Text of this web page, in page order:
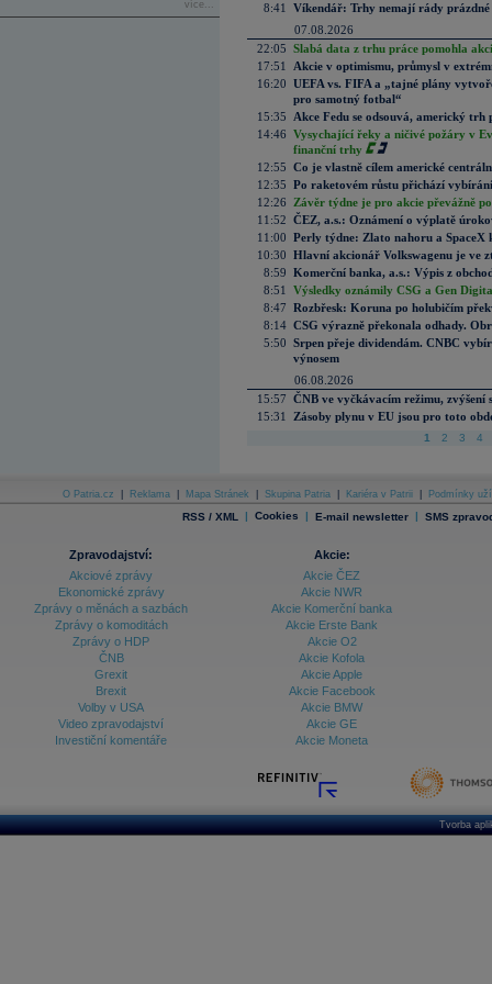
více...
8:41
Víkendář: Trhy nemají rády prázdné
07.08.2026
22:05 Slabá data z trhu práce pomohla
17:51
Akcie v optimismu, průmysl v
16:20 UEFA vs. FIFA a „tajné plány
pro samotný fotbal“
15:35
Akce Fedu se odsouvá, americký
14:46 Vysychající řeky a ničivé požáry v
finanční trhy
12:55 Co je vlastně cílem americké
12:35 Po raketovém růstu přichází
12:26
Závěr týdne je pro akcie převážně
11:52 ČEZ, a.s.: Oznámení o výplatě
11:00 Perly týdne: Zlato nahoru a SpaceX
10:30 Hlavní akcionář Volkswagenu je ve
8:59 Komerční banka, a.s.: Výpis z
8:51
Výsledky oznámily CSG a Gen
8:47 Rozbřesk: Koruna po holubičím
8:14 CSG výrazně překonala odhady.
5:50 Srpen přeje dividendám. CNBC
výnosem
06.08.2026
15:57 ČNB ve vyčkávacím režimu, zvýšení
15:31
Zásoby plynu v EU jsou pro toto
1 2 3 4
O Patria.cz Reklama Mapa Stránek Skupina Patria Kariéra v Patrii Podmínky
RSS / XML | Cookies | E-mail newsletter | SMS
Zpravodajství:
Akciové zprávy
Ekonomické zprávy
Zprávy o měnách a sazbách
Zprávy o komoditách
Zprávy o HDP
ČNB
Grexit
Brexit
Volby v USA
Video zpravodajství
Investiční komentáře
Akcie:
Akcie ČEZ
Akcie NWR
Akcie Komerční banka
Akcie Erste Bank
Akcie O2
Akcie Kofola
Akcie Apple
Akcie Facebook
Akcie BMW
Akcie GE
Akcie Moneta
Tvorba